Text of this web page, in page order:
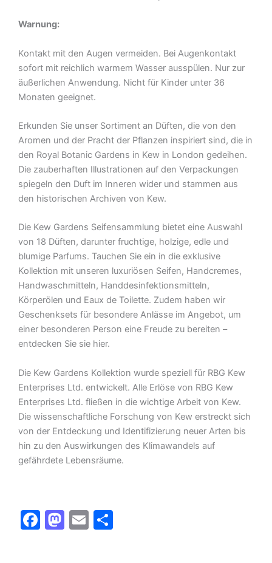
Warnung:
Kontakt mit den Augen vermeiden. Bei Augenkontakt
sofort mit reichlich warmem Wasser ausspülen. Nur zur
äußerlichen Anwendung. Nicht für Kinder unter 36
Monaten geeignet.
Erkunden Sie unser Sortiment an Düften, die von den
Aromen und der Pracht der Pflanzen inspiriert sind, die in
den Royal Botanic Gardens in Kew in London gedeihen.
Die zauberhaften Illustrationen auf den Verpackungen
spiegeln den Duft im Inneren wider und stammen aus
den historischen Archiven von Kew.
Die Kew Gardens Seifensammlung bietet eine Auswahl
von 18 Düften, darunter fruchtige, holzige, edle und
blumige Parfums. Tauchen Sie ein in die exklusive
Kollektion mit unseren luxuriösen Seifen, Handcremes,
Handwaschmitteln, Handdesinfektionsmitteln,
Körperölen und Eaux de Toilette. Zudem haben wir
Geschenksets für besondere Anlässe im Angebot, um
einer besonderen Person eine Freude zu bereiten –
entdecken Sie sie hier.
Die Kew Gardens Kollektion wurde speziell für RBG Kew
Enterprises Ltd. entwickelt. Alle Erlöse von RBG Kew
Enterprises Ltd. fließen in die wichtige Arbeit von Kew.
Die wissenschaftliche Forschung von Kew erstreckt sich
von der Entdeckung und Identifizierung neuer Arten bis
hin zu den Auswirkungen des Klimawandels auf
gefährdete Lebensräume.
F
M E